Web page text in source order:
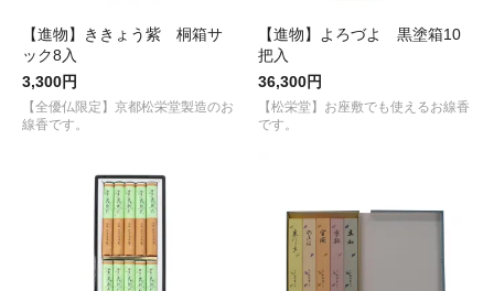
【進物】ききょう紫 桐箱サ
ック8入
3,300円
【全優仏限定】京都松栄堂製造のお
線香です。
【進物】よろづよ 黒塗箱10
把入
36,300円
【松栄堂】お座敷でも使えるお線香
です。